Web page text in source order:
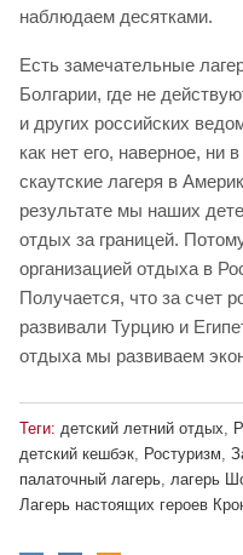
наблюдаем десятками.
Есть замечательные
Болгарии, где не
и других российских
как нет его, наверное, ни
скаутские лагеря в
результате мы наших
отдых за границей.
организацией отдыха в
Получается, что за счет
развивали Турцию и
отдыха мы развиваем
Теги: детский летний отдых
детский кешбэк Ростуризм
палаточный лагерь лагерь
Лагерь настоящих героев